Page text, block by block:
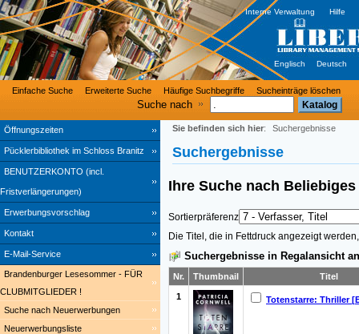
Öffnungszeiten
Pücklerbibliothek im Schloss Branitz
BENUTZERKONTO (incl.
Fristverlängerungen)
Erwerbungsvorschlag
Kontakt
E-Mail-Service
Einfache Suche Erweiterte Suche Häufige Suchbegriffe Sucheinträge löschen
Interne Verwaltung Hilfe
Englisch Deutsch
Brandenburger Lesesommer - FÜR
CLUBMITGLIEDER !
Suche nach Neuerwerbungen
Neuerwerbungsliste
Sie befinden sich hier: Suchergebnisse
Suchergebnisse
Ihre Suche nach Beliebiges
Sortierpräferenz
Die Titel, die in Fettdruck angezeigt
Suchergebnisse in Regalansicht
Nr. Thumbnail Titel
1 Totenstarre: Thriller
Suche nach